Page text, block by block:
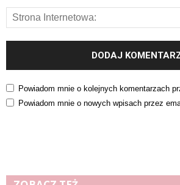
Powiadom mnie o kolejnych komentarzach
Powiadom mnie o nowych wpisach przez